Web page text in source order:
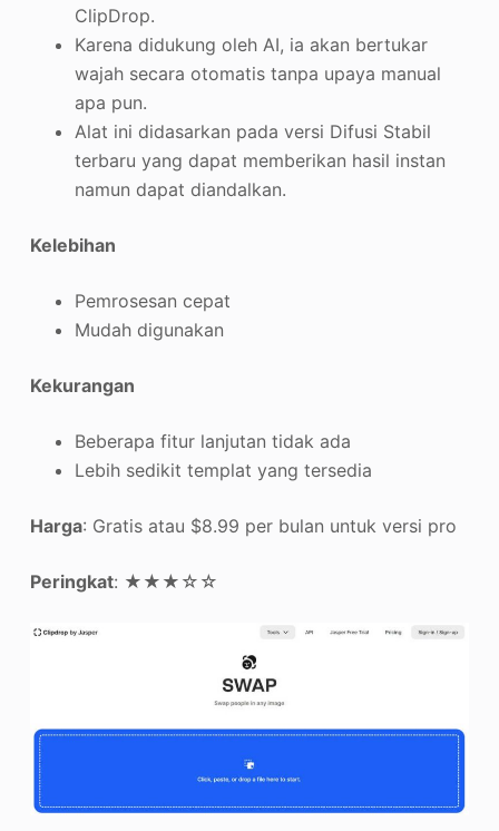
ClipDrop.
Karena didukung oleh AI, ia akan bertukar
wajah secara otomatis tanpa upaya manual
apa pun.
Alat ini didasarkan pada versi Difusi Stabil
terbaru yang dapat memberikan hasil instan
namun dapat diandalkan.
Kelebihan
Pemrosesan cepat
Mudah digunakan
Kekurangan
Beberapa fitur lanjutan tidak ada
Lebih sedikit templat yang tersedia
Harga: Gratis atau $8.99 per bulan untuk versi pro
Peringkat: ★★★☆☆